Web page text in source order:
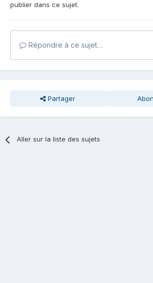
publier dans ce sujet.
Répondre à ce sujet…
Partager
Aller sur la liste des sujets